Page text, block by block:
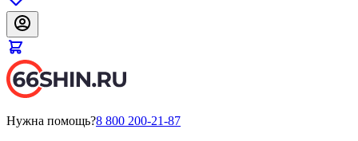
Нужна помощь?8 800 200-21-87